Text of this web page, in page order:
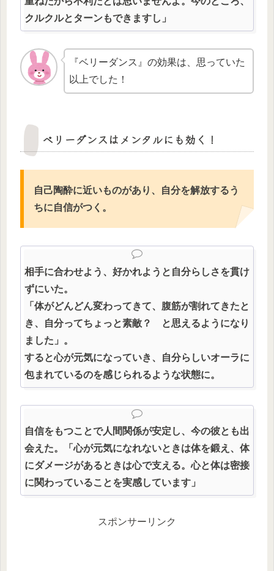
クルクルとターンもできますし」
『ベリーダンス』の効果は、思っていた
以上でした！
ベリーダンスはメンタルにも効く！
自己陶酔に近いものがあり、自分を解放するう
ちに自信がつく。
相手に合わせよう、好かれようと自分らしさを貫け
ずにいた。
「体がどんどん変わってきて、腹筋が割れてきたと
き、自分ってちょっと素敵？ と思えるようになり
ました」。
すると心が元気になっていき、自分らしいオーラに
包まれているのを感じられるような状態に。
自信をもつことで人間関係が安定し、今の彼とも出
会えた。「心が元気になれないときは体を鍛え、体
にダメージがあるときは心で支える。心と体は密接
に関わっていることを実感しています」
スポンサーリンク